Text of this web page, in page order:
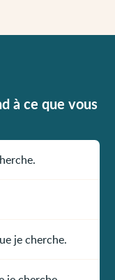
à ce que vous
je cherche.